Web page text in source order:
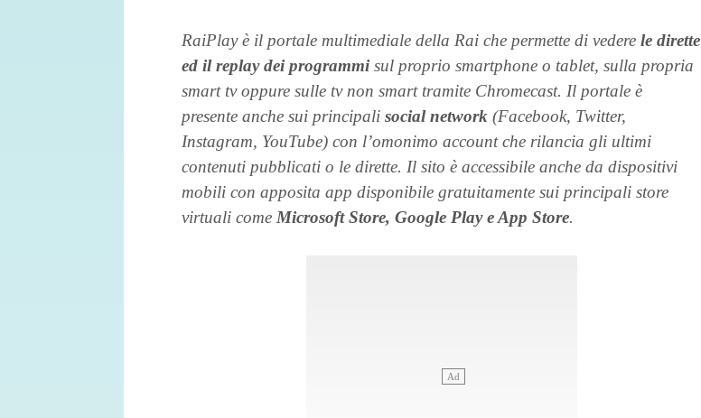
RaiPlay è il portale multimediale della Rai che permette di vedere le dirette
ed il replay dei programmisul proprio smartphone o tablet, sulla propria
smart tv oppure sulle tv non smart tramite Chromecast. Il portale è
presente anche sui principali social network (Facebook, Twitter,
Instagram, YouTube) con l’omonimo account che rilancia gli ultimi
contenuti pubblicati o le dirette. Il sito è accessibile anche da dispositivi
mobili con apposita app disponibile gratuitamente sui principali store
virtuali come Microsoft Store, Google Play e App Store.